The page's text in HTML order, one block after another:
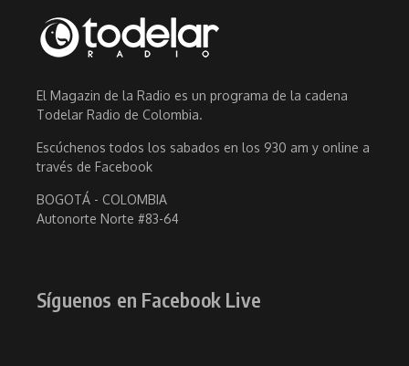
El Magazin de la Radio es un programa de la cadena
Todelar Radio de Colombia.
Escúchenos todos los sabados en los 930 am y online a
través de Facebook
BOGOTÁ - COLOMBIA
Autonorte Norte #83-64
Síguenos en Facebook Live